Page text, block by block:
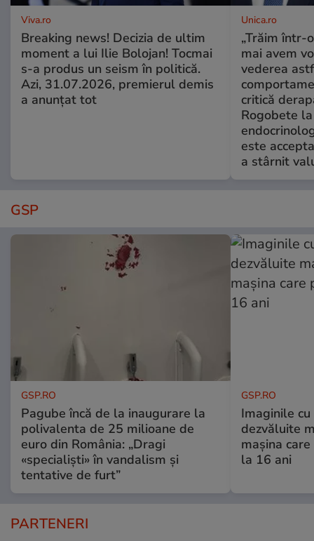
Viva.ro
Breaking news! Decizia de ultim
moment a lui Ilie Bolojan! Tocmai
s-a produs un seism în politică.
Azi, 31.07.2026, premierul demis
a anunțat tot
Unica.ro
„Trăim într-
mai avem
vederea
critică
Rogobete
este
a stârnit
GSP
GSP.RO
Pagube încă de la inaugurare la
polivalenta de 25 milioane de
euro din România: „Dragi
«specialiști» în vandalism și
tentative de furt”
GSP.RO
Imaginile
dezvăluite
mașina
la 16 ani
PARTENERI